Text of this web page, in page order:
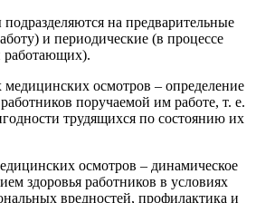
на предварительные
и периодические (в процессе
работающих).
осмотров – определение
поручаемой им работе, т. е.
трудящихся по состоянию их
осмотров – динамическое
здоровья работников в условиях
вредностей, профилактика и